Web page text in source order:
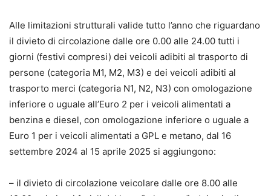
Alle limitazioni strutturali valide tutto l’anno che riguardano
il divieto di circolazione dalle ore 0.00 alle 24.00 tutti i
giorni (festivi compresi) dei veicoli adibiti al trasporto di
persone (categoria M1, M2, M3) e dei veicoli adibiti al
trasporto merci (categoria N1, N2, N3) con omologazione
inferiore o uguale all’Euro 2 per i veicoli alimentati a
benzina e diesel, con omologazione inferiore o uguale a
Euro 1 per i veicoli alimentati a GPL e metano, dal 16
settembre 2024 al 15 aprile 2025 si aggiungono:
– il divieto di circolazione veicolare dalle ore 8.00 alle